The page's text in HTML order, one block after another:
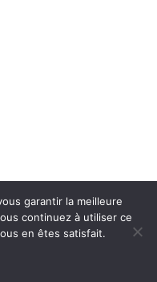
garantir la meilleure
continuez à utiliser ce
en êtes satisfait.